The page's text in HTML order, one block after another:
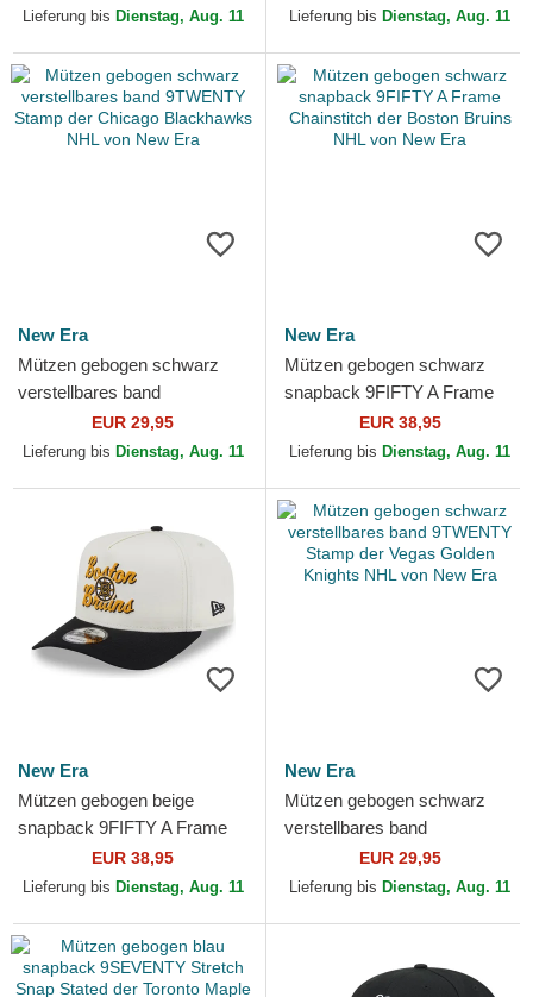
Chicago Blackhawks NHL
Lieferung bis Dienstag, Aug. 11
Angeles Kings NHL von New
Lieferung bis Dienstag, Aug. 11
New Era
Mützen gebogen schwarz
verstellbares band
9TWENTY Stamp der
Chicago Blackhawks NHL
EUR 29,95
Lieferung bis Dienstag, Aug. 11
New Era
Mützen gebogen schwarz
snapback 9FIFTY A Frame
Chainstitch der Boston Bruins
NHL von New Era
EUR 38,95
Lieferung bis Dienstag, Aug. 11
New Era
Mützen gebogen beige
snapback 9FIFTY A Frame
Chainstitch der Boston
Bruins NHL von New Era
EUR 38,95
Lieferung bis Dienstag, Aug. 11
New Era
Mützen gebogen schwarz
verstellbares band
9TWENTY Stamp der Vegas
Golden Knights NHL von
EUR 29,95
Lieferung bis Dienstag, Aug. 11